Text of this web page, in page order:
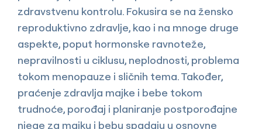
zdravstvenu kontrolu. Fokusira se na žensko
reproduktivno zdravlje, kao i na mnoge druge
aspekte, poput hormonske ravnoteže,
nepravilnosti u ciklusu, neplodnosti, problema
tokom menopauze i sličnih tema. Također,
praćenje zdravlja majke i bebe tokom
trudnoće, porođaj i planiranje postporođajne
njege za majku i bebu spadaju u osnovne